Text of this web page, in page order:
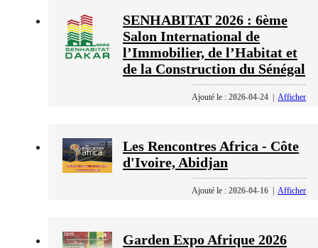
SENHABITAT 2026 : 6ème
Salon International de
l’Immobilier, de l’Habitat et
de la Construction du Sénégal
Ajouté le :2026-04-24 |Afficher
Les Rencontres Africa - Côte
d'Ivoire, Abidjan
Ajouté le :2026-04-16 |Afficher
Garden Expo Afrique 2026